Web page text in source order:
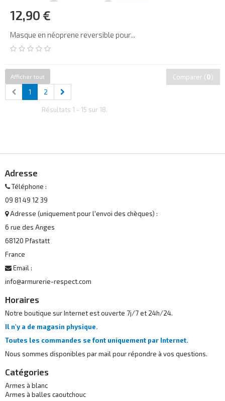
12,90 €
Masque en néoprene reversible pour...
Afficher tout
1 2
Résultats 1 - 15 sur 18.
Comparer (0)
Adresse
Téléphone :
09 81 49 12 39
Adresse (uniquement pour l'envoi des chèques) :
6 rue des Anges
68120 Pfastatt
France
Email :
info@armurerie-respect.com
Horaires
Notre boutique sur Internet est ouverte 7j/7 et 24h/24.
Il n'y a de magasin physique.
Toutes les commandes se font uniquement par Internet.
Nous sommes disponibles par mail pour répondre à vos questions.
Catégories
Armes à blanc
Armes à balles caoutchouc